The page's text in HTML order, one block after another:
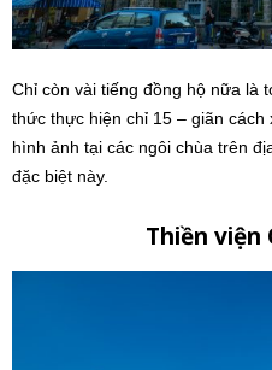
Chỉ còn vài tiếng đồng hộ nữa là
thức thực hiện chỉ 15 – giãn cách
hình ảnh tại các ngôi chùa trên
đặc biệt này.
Thiền viện